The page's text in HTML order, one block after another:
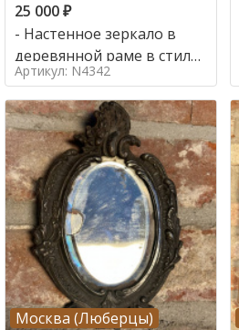
25 000₽
- Настенное зеркало в
деревянной раме в стиле
ар нуво,
Артикул: N4342
Москва (Люберцы)